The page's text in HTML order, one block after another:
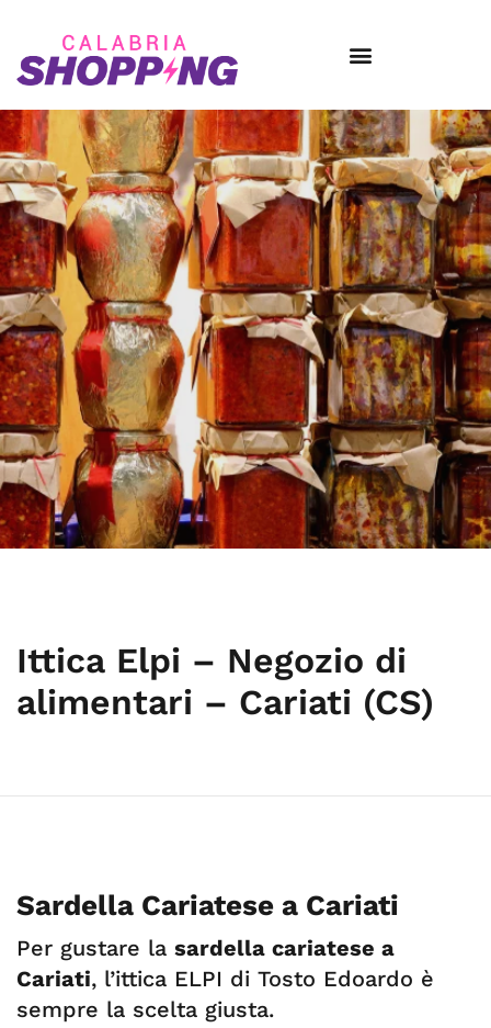
Ittica Elpi – Negozio di
alimentari – Cariati (CS)
Sardella Cariatese a Cariati
Per gustare la sardella cariatese a
Cariati, l’ittica ELPI di Tosto Edoardo è
sempre la scelta giusta.